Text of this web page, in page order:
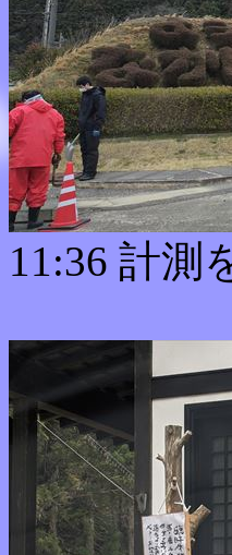
11:36 計測